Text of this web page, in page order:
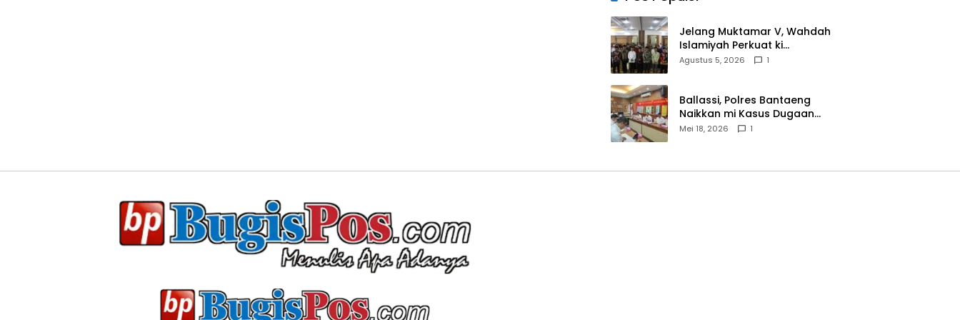
Jelang Muktamar V, Wahdah
Islamiyah Perkuat ki
Wasathiyah dan Kebangsaan
Agustus 5, 2026 1
Ballassi, Polres Bantaeng
Naikkan mi Kasus Dugaan
Korupsi PDAM ke Penyidikan
Mei 18, 2026 1